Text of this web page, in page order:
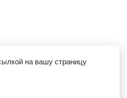
на вашу страницу